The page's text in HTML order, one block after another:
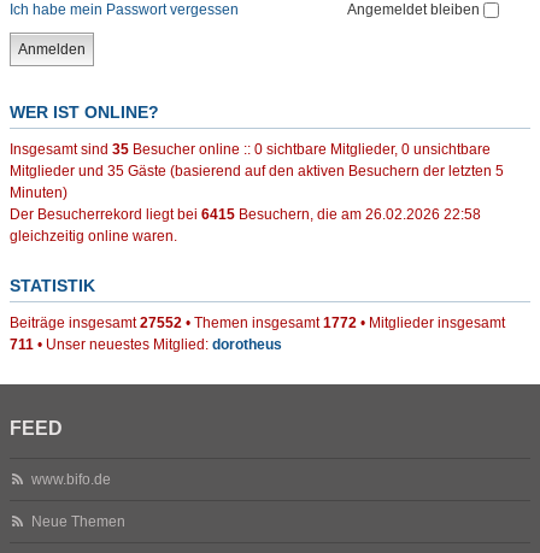
Ich habe mein Passwort vergessen Angemeldet bleiben
WER IST ONLINE?
Insgesamt sind 35 Besucher online :: 0 sichtbare Mitglieder, 0 unsichtbare
Mitglieder und 35 Gäste (basierend auf den aktiven Besuchern der letzten 5
Minuten)
Der Besucherrekord liegt bei 6415 Besuchern, die am 26.02.2026 22:58
gleichzeitig online waren.
STATISTIK
Beiträge insgesamt27552 • Themen insgesamt1772 • Mitglieder insgesamt
711 • Unser neuestes Mitglied: dorotheus
FEED
www.bifo.de
Neue Themen